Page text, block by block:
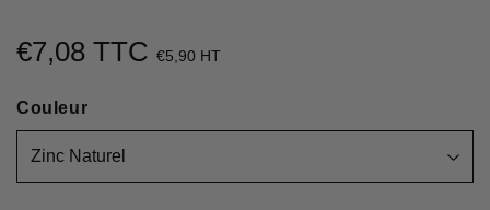
€7,08 TTC €5,90 HT
price
Couleur